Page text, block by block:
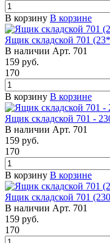
В корзину В корзине
Ящик складской 701
В наличии Арт. 701
159 руб.
170
В корзину В корзине
Ящик складской 701 -
В наличии Арт. 701
159 руб.
170
В корзину В корзине
Ящик складской 701
В наличии Арт. 701
159 руб.
170